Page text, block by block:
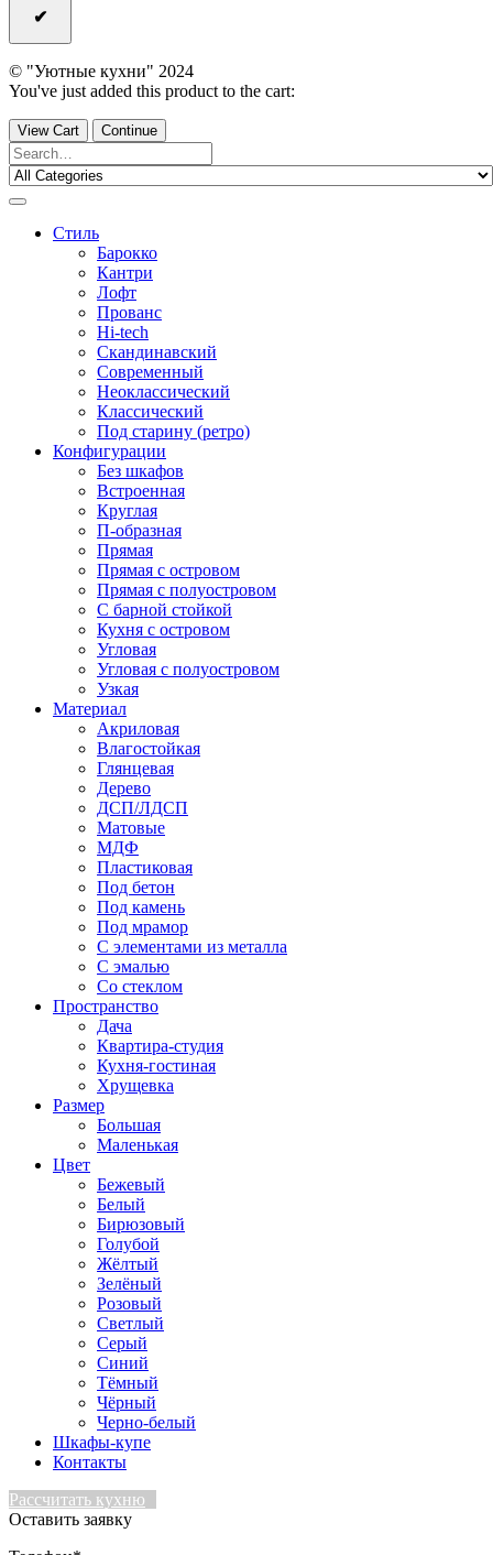
© "Уютные кухни" 2024
You've just added this product to the cart:
View Cart Continue
Стиль
Барокко
Кантри
Лофт
Прованс
Hi-tech
Скандинавский
Современный
Неоклассический
Классический
Под старину (ретро)
Конфигурации
Без шкафов
Встроенная
Круглая
П-образная
Прямая
Прямая с островом
Прямая с полуостровом
С барной стойкой
Кухня с островом
Угловая
Угловая с полуостровом
Узкая
Материал
Акриловая
Влагостойкая
Глянцевая
Дерево
ДСП/ЛДСП
Матовые
МДФ
Пластиковая
Под бетон
Под камень
Под мрамор
С элементами из металла
С эмалью
Со стеклом
Пространство
Дача
Квартира-студия
Кухня-гостиная
Хрущевка
Размер
Большая
Маленькая
Цвет
Бежевый
Белый
Бирюзовый
Голубой
Жёлтый
Зелёный
Розовый
Светлый
Серый
Синий
Тёмный
Чёрный
Черно-белый
Шкафы-купе
Контакты
Рассчитать кухню
Оставить заявку